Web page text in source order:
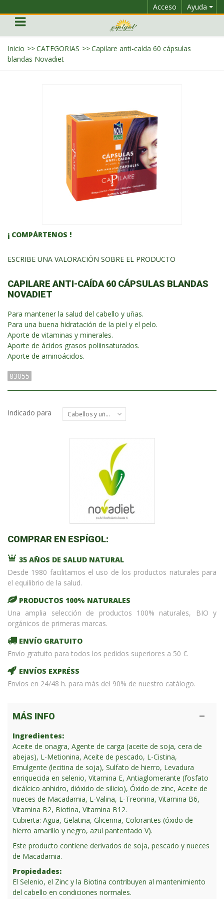
Ayuda
Acceso
Inicio >>CATEGORIAS >>Capilare anti-caída 60 cápsulas
blandas Novadiet
¡ COMPÁRTENOS !
ESCRIBE UNA VALORACIÓN SOBRE EL PRODUCTO
CAPILARE ANTI-CAÍDA 60 CÁPSULAS BLANDAS
NOVADIET
Para mantener la salud del cabello y uñas.
Para una buena hidratación de la piel y el pelo.
Aporte de vitaminas y minerales.
Aporte de ácidos grasos poliinsaturados.
Aporte de aminoácidos.
83055
Indicado para Cabellos y uñas
COMPRAR EN ESPÍGOL:
35 AÑOS DE SALUD NATURAL
Desde 1980 facilitamos el uso de los productos naturales para
el equilibrio de la salud.
PRODUCTOS 100% NATURALES
Una amplia selección de productos 100% naturales, BIO y
orgánicos de primeras marcas.
ENVÍO GRATUITO
Envío gratuito para todos los pedidos superiores a 50 €.
ENVÍOS EXPRÉSS
Envíos en 24/48 h. para más del 90% de nuestro catálogo.
MÁS INFO
Ingredientes:
Aceite de onagra, Agente de carga (aceite de soja, cera de
abejas), L-Metionina, Aceite de pescado, L-Cistina,
Emulgente (lecitina de soja), Sulfato de hierro, Levadura
enriquecida en selenio, Vitamina E, Antiaglomerante (fosfato
dicálcico anhidro, dióxido de silicio), Óxido de zinc, Aceite de
nueces de Macadamia, L-Valina, L-Treonina, Vitamina B6,
Vitamina B2, Biotina, Vitamina B12.
Cubierta: Agua, Gelatina, Glicerina, Colorantes (óxido de
hierro amarillo y negro, azul pantentado V).
Este producto contiene derivados de soja, pescado y nueces
de Macadamia.
Propiedades:
El Selenio, el Zinc y la Biotina contribuyen al mantenimiento
del cabello en condiciones normales.